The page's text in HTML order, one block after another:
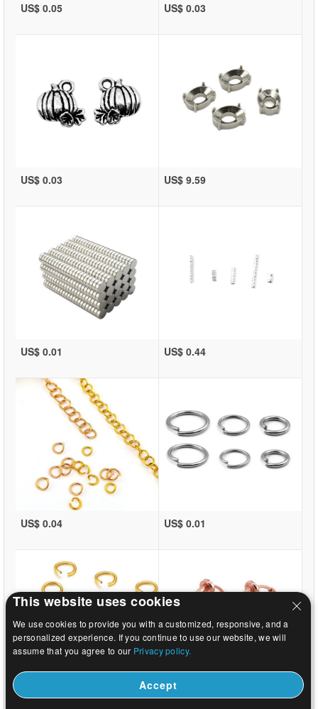
US$ 0.05 US$ 0.03
US$ 0.03 US$ 9.59
US$ 0.01 US$ 0.44
US$ 0.04 US$ 0.01
US$ 0.01 US$ 0.29
This website uses cookies
We use cookies to provide you with a customized, responsive, and a
personalized experience. If you continue to use our website, we will
assume that you agree to our Privacy policy.
Accept